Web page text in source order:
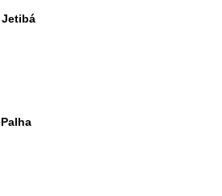
Jetibá
Palha